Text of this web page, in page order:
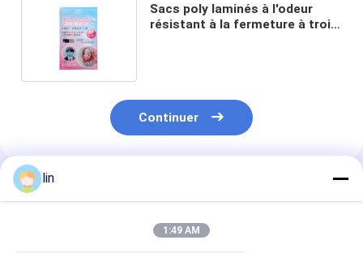
Sacs poly laminés à l'odeur
résistant à la fermeture à trois
Continuer
Produits Recommandés
lin
1:49 AM